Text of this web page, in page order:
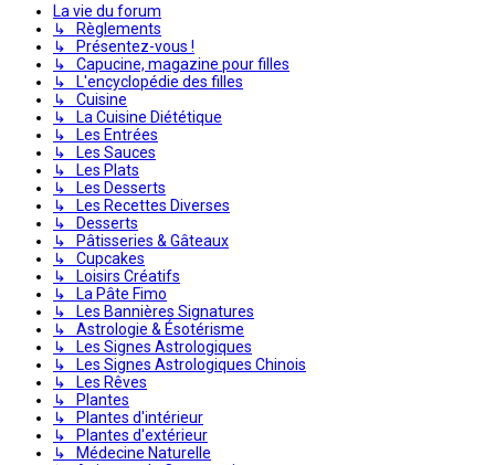
La vie du forum
↳ Règlements
↳ Présentez-vous !
↳ Capucine, magazine pour filles
↳ L'encyclopédie des filles
↳ Cuisine
↳ La Cuisine Diététique
↳ Les Entrées
↳ Les Sauces
↳ Les Plats
↳ Les Desserts
↳ Les Recettes Diverses
↳ Desserts
↳ Pâtisseries & Gâteaux
↳ Cupcakes
↳ Loisirs Créatifs
↳ La Pâte Fimo
↳ Les Bannières Signatures
↳ Astrologie & Ésotérisme
↳ Les Signes Astrologiques
↳ Les Signes Astrologiques Chinois
↳ Les Rêves
↳ Plantes
↳ Plantes d'intérieur
↳ Plantes d'extérieur
↳ Médecine Naturelle